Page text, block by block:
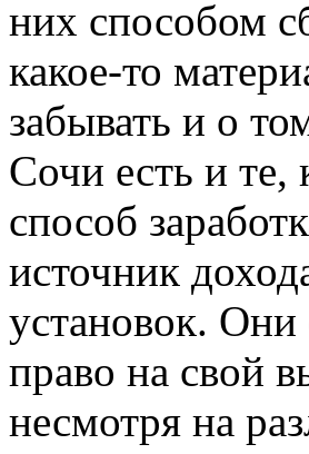
них способом
какое-то
забывать и о
Сочи есть и те,
способ
источник
установок. Они
право на свой
несмотря на